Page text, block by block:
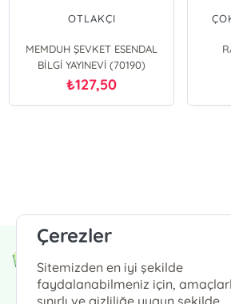
OTLAKÇI
MEMDUH ŞEVKET ESENDAL
BİLGİ YAYINEVİ (70190)
₺127,50
13:00' a kadar verdiğiniz
kargoda.
Çerezler
Sitemizden en iyi şekilde
faydalanabilmeniz için,
sınırlı ve gizliliğe uygun şekilde